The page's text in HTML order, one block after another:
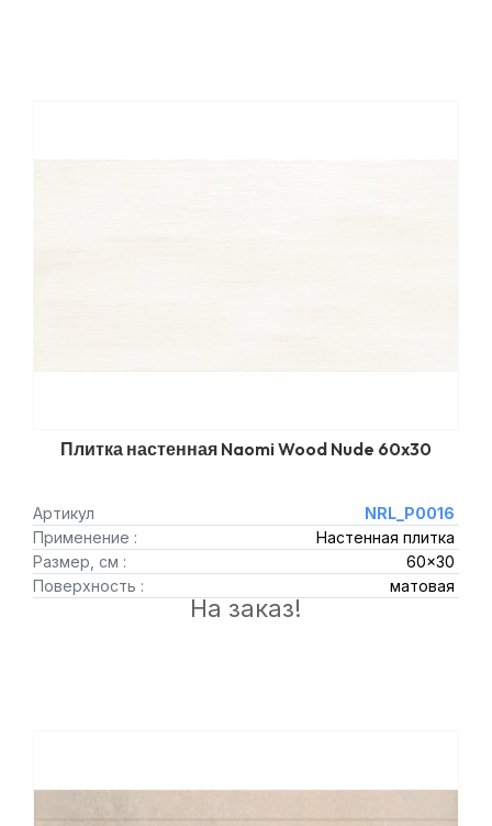
Плитка настенная Naomi Wood Nude 60x30
Артикул
NRL_P0016
Применение :
Настенная плитка
Размер, см :
60x30
Поверхность :
матовая
На заказ!